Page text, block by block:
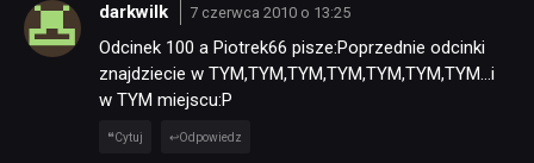
darkwilk 7 czerwca 2010 o 13:25
Odcinek 100 a Piotrek66 pisze:Poprzednie odcinki
znajdziecie w TYM,TYM,TYM,TYM,TYM,TYM,TYM…i
w TYM miejscu:P
Cytuj Odpowiedz